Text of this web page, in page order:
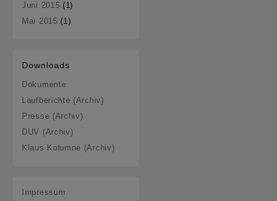
Juni 2015 (1)
Mai 2015 (1)
Downloads
Dokumente
Laufberichte (Archiv)
Presse (Archiv)
DUV (Archiv)
Klaus Kolumne (Archiv)
Impressum